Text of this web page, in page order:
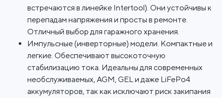
встречаются в линейке Intertool). Они устойчивы к
перепадам напряжения и просты в ремонте.
Отличный выбор для гаражного хранения.
Импульсные (инверторные) модели. Компактные и
легкие. Обеспечивают высокоточную
стабилизацию тока. Идеальны для современных
необслуживаемых, AGM, GEL и даже LiFePo4
аккумуляторов, так как исключают риск закипания